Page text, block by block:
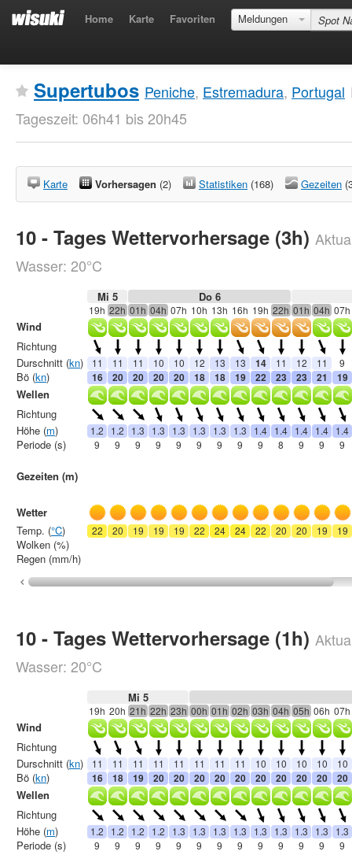
Home Karte Favoriten Meldungen
Supertubos Peniche, Estremadura, Portugal
Tageszeit: 06h41 bis 20h45
Karte Vorhersagen (2) Statistiken (168) Gezeiten
10 - Tages Wettervorhersage (3h)
Wasser: 20°C
Mi 5 Do 6
19h 22h 01h 04h 07h 10h 13h 16h 19h 22h 01h 04h 07h
11 11 11 10 10 12 13 13 14 11 12 11 9
16 20 20 20 20 18 18 19 22 23 23 21 19
1.2 1.2 1.3 1.3 1.3 1.3 1.3 1.3 1.4 1.4 1.4 1.4 1.4
9
9 9 9 9 9 9 9 9 8 9 9 9
22 20 19 19 19 22 24 24 22 20 20 19 19
Wind
Richtung
Durschnitt (kn)
Bö (kn)
Wellen
Richtung
Höhe (m)
Periode (s)
Gezeiten (m)
Wetter
Temp. (°C)
Wolken (%)
Regen (mm/h)
10 - Tages Wettervorhersage (1h)
Wasser: 20°C
Mi 5
19h 20h 21h 22h 23h 00h 01h 02h 03h 04h 05h 06h 07h
11 11 11 11 11 11 11 11 10 10 10 10 10
16 18 19 20 20 20 20 20 20 20 20 20 20
1.2 1.2 1.2 1.2 1.3 1.3 1.3 1.3 1.3 1.3 1.3 1.3
1.3
9
9 9 9 9 9 9 9 9 9 9 9 9
Wind
Richtung
Durschnitt (kn)
Bö (kn)
Wellen
Richtung
Höhe (m)
Periode (s)